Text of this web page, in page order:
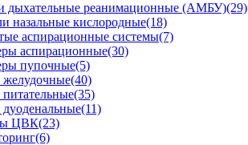
дыхательные реанимационные (АМБУ)(29)
назальные кислородные(18)
аспирационные системы(7)
аспирационные(30)
пупочные(5)
(40)
(35)
(11)
ЦВК(23)
(6)